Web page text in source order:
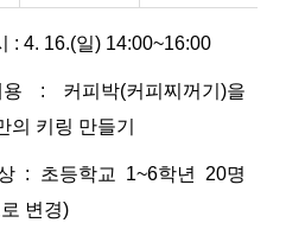
: 4. 16.(일) 14:00~16:00
: 커피박(커피찌꺼기)을
의 키링 만들기
: 초등학교 1~6학년 20명
변경)